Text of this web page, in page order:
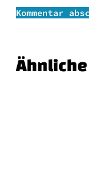
Kommentar